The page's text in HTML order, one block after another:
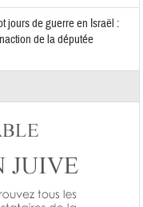
jours de guerre en Israël :
de la députée